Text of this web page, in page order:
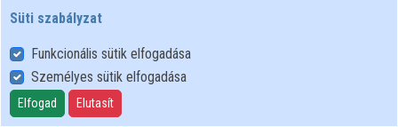
Felhasználói szabályzat
Adatkezelési tájékoztató
Süti szabályzat
Süti szabályzat
Funkcionális sütik elfogadása
Személyes sütik elfogadása
Elfogad Elutasít